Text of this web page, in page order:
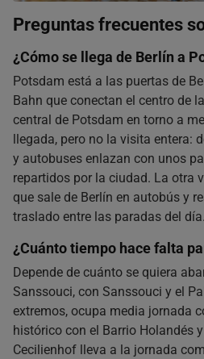
Preguntas frecuentes
¿Cómo se llega de Berlín a
Potsdam está a las puertas de
Bahn que conectan el centro de
central de Potsdam en torno a
llegada, pero no la visita entera:
y autobuses enlazan con unos
repartidos por la ciudad. La otra
que sale de Berlín en autobús y
traslado entre las paradas del día.
¿Cuánto tiempo hace falta
Depende de cuánto se quiera
Sanssouci, con Sanssouci y el
extremos, ocupa media jornada
histórico con el Barrio Holandés
Cecilienhof lleva a la jornada